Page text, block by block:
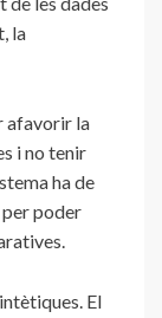
la
afavorir la
i no tenir
ha de
per poder
El